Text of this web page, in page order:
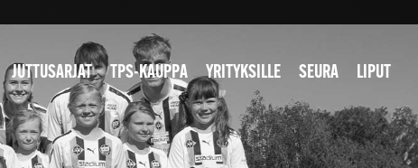
JUTTUSARJAT TPS-KAUPPA YRITYKSILLE SEURA LIPUT